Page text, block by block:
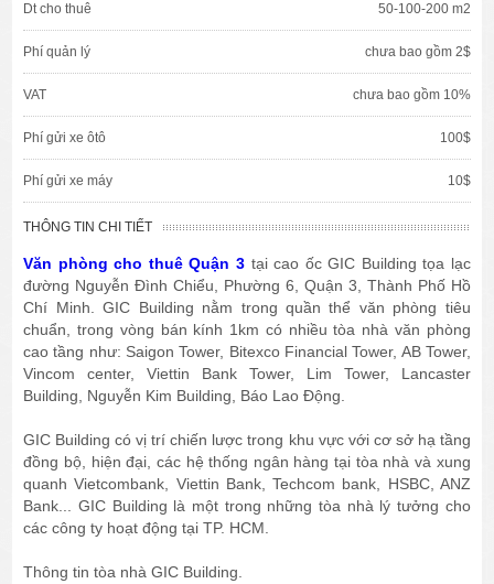
Dt cho thuê 50-100-200 m2
Phí quản lý chưa bao gồm 2$
VAT chưa bao gồm 10%
Phí gửi xe ôtô 100$
Phí gửi xe máy 10$
THÔNG TIN CHI TIẾT
Văn phòng cho thuê Quận 3tại cao ốc GIC Building tọa lạc
đường Nguyễn Đình Chiểu, Phường 6, Quận 3, Thành Phố Hồ
Chí Minh. GIC Building nằm trong quần thể văn phòng tiêu
chuẩn, trong vòng bán kính 1km có nhiều tòa nhà văn phòng
cao tầng như: Saigon Tower, Bitexco Financial Tower, AB Tower,
Vincom center, Viettin Bank Tower, Lim Tower, Lancaster
Building, Nguyễn Kim Building, Báo Lao Động.
GIC Building có vị trí chiến lược trong khu vực với cơ sở hạ tầng
đồng bộ, hiện đại, các hệ thống ngân hàng tại tòa nhà và xung
quanh Vietcombank, Viettin Bank, Techcom bank, HSBC, ANZ
Bank... GIC Building là một trong những tòa nhà lý tưởng cho
các công ty hoạt động tại TP. HCM.
Thông tin tòa nhà GIC Building.